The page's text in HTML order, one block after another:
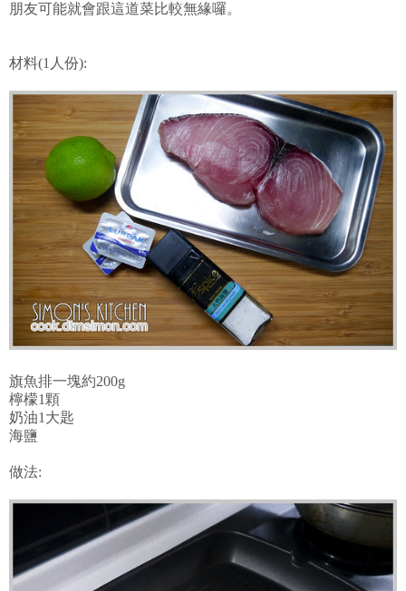
朋友可能就會跟這道菜比較無緣囉。
材料(1人份):
旗魚排一塊約200g
檸檬1顆
奶油1大匙
海鹽
做法: